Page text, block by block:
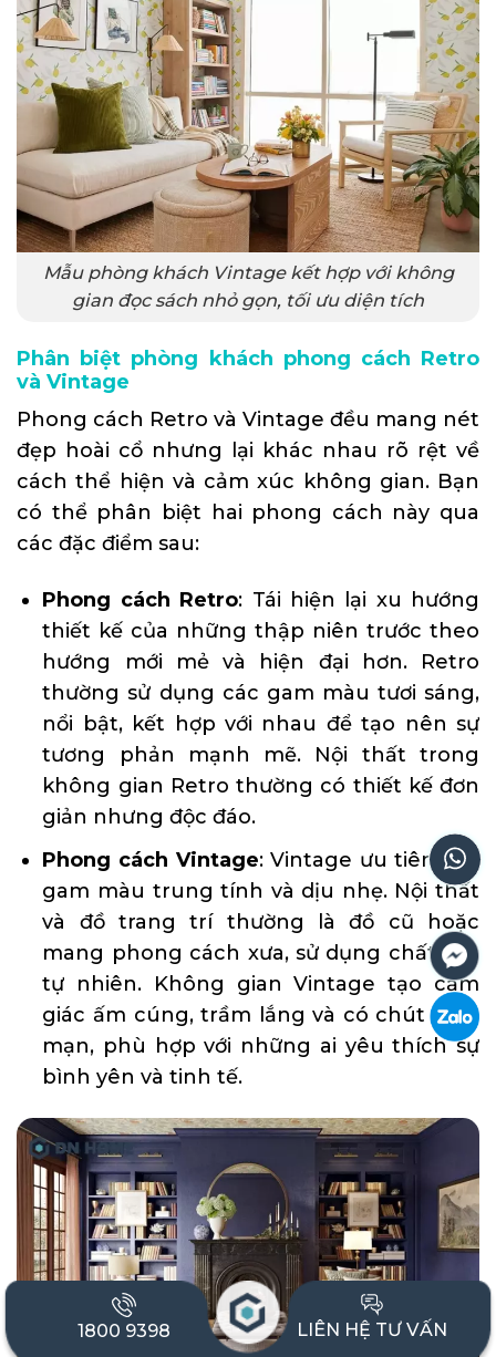
Mẫu phòng khách Vintage kết hợp với không
gian đọc sách nhỏ gọn, tối ưu diện tích
Phân biệt phòng khách phong cách Retro
và Vintage
Phong cách Retro và Vintage đều mang nét
đẹp hoài cổ nhưng lại khác nhau rõ rệt về
cách thể hiện và cảm xúc không gian. Bạn
có thể phân biệt hai phong cách này qua
các đặc điểm sau:
Phong cách Retro: Tái hiện lại xu hướng
thiết kế của những thập niên trước theo
hướng mới mẻ và hiện đại hơn. Retro
thường sử dụng các gam màu tươi sáng,
nổi bật, kết hợp với nhau để tạo nên sự
tương phản mạnh mẽ. Nội thất trong
không gian Retro thường có thiết kế đơn
giản nhưng độc đáo.
Phong cách Vintage: Vintage ưu tiên các
gam màu trung tính và dịu nhẹ. Nội thất
và đồ trang trí thường là đồ cũ hoặc
mang phong cách xưa, sử dụng chất liệu
tự nhiên. Không gian Vintage tạo cảm
giác ấm cúng, trầm lắng và có chút lãng
mạn, phù hợp với những ai yêu thích sự
bình yên và tinh tế.
1800 9398 LIÊN HỆ TƯ VẤN